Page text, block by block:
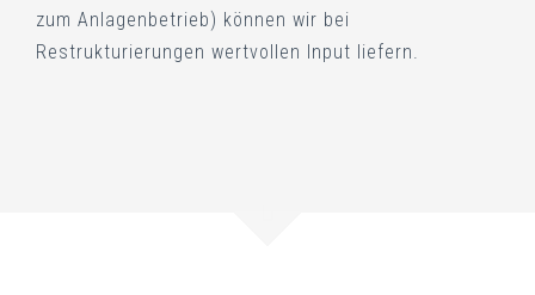
zum Anlagenbetrieb) können wir bei
Restrukturierungen wertvollen Input liefern.